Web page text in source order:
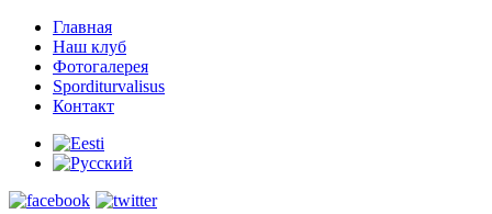
Главная
Наш клуб
Фотогалерея
Sporditurvalisus
Контакт